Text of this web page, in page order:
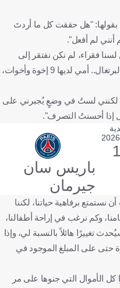
بقولها: "هل حققت كل ما أردتَ
أنني لم أفعل".
فقراء، لم نكن نفتقر إلى
الطعام، هذا مؤكد، لكن لا تزال عائلتنا في البرتغال.. أمي لديها 9 إخوة وأخوات،
لكنني لستُ في وضعٍ يُجبرني على
إذا أحسنتُ التصرف".
باريس سان
جيرمان
نستمتع برفاهية حياتنا، لكننا
وكم نرغب في إراحة أطفالنا،
تغييرًا هائلاً بالنسبة لي، وإذا
حتى على المبلغ الموجود في
الأموال التي جنوها على مر